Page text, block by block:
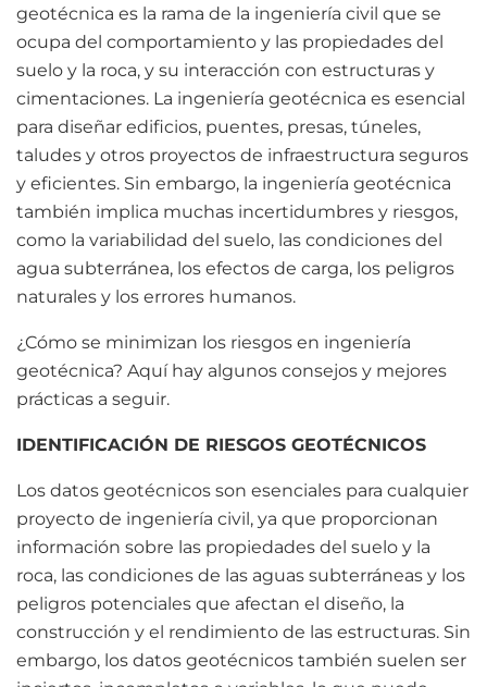
geotécnica es la rama de la ingeniería civil que se
ocupa del comportamiento y las propiedades del
suelo y la roca, y su interacción con estructuras y
cimentaciones. La ingeniería geotécnica es esencial
para diseñar edificios, puentes, presas, túneles,
taludes y otros proyectos de infraestructura seguros
y eficientes. Sin embargo, la ingeniería geotécnica
también implica muchas incertidumbres y riesgos,
como la variabilidad del suelo, las condiciones del
agua subterránea, los efectos de carga, los peligros
naturales y los errores humanos.
¿Cómo se minimizan los riesgos en ingeniería
geotécnica? Aquí hay algunos consejos y mejores
prácticas a seguir.
IDENTIFICACIÓN DE RIESGOS GEOTÉCNICOS
Los datos geotécnicos son esenciales para cualquier
proyecto de ingeniería civil, ya que proporcionan
información sobre las propiedades del suelo y la
roca, las condiciones de las aguas subterráneas y los
peligros potenciales que afectan el diseño, la
construcción y el rendimiento de las estructuras. Sin
embargo, los datos geotécnicos también suelen ser